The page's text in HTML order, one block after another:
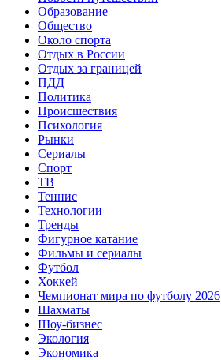
Образование
Общество
Около спорта
Отдых в России
Отдых за границей
ПДД
Политика
Происшествия
Психология
Рынки
Сериалы
Спорт
ТВ
Теннис
Технологии
Тренды
Фигурное катание
Фильмы и сериалы
Футбол
Хоккей
Чемпионат мира по футболу 2026
Шахматы
Шоу-бизнес
Экология
Экономика